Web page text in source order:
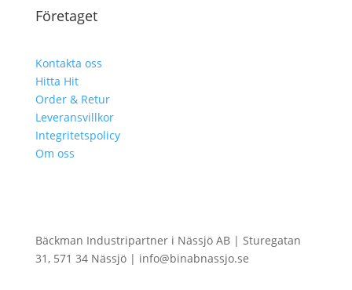
Företaget
Kontakta oss
Hitta Hit
Order & Retur
Leveransvillkor
Integritetspolicy
Om oss
Bäckman Industripartner i Nässjö AB | Sturegatan
31, 571 34 Nässjö | info@binabnassjo.se